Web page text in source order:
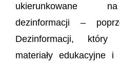
ukierunkowane
dezinformacji –
Dezinformacji, który
materiały edukacyjne